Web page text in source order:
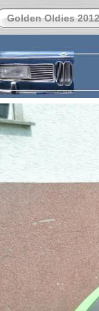
Golden Oldies 2012